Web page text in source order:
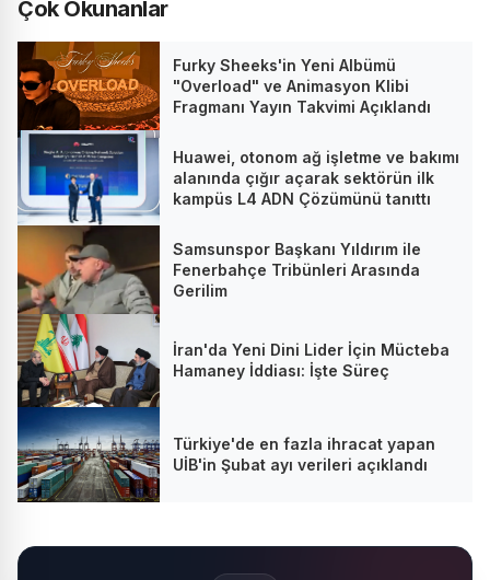
Çok Okunanlar
Furky Sheeks'in Yeni Albümü
"Overload" ve Animasyon Klibi
Fragmanı Yayın Takvimi Açıklandı
Huawei, otonom ağ işletme ve bakımı
alanında çığır açarak sektörün ilk
kampüs L4 ADN Çözümünü tanıttı
Samsunspor Başkanı Yıldırım ile
Fenerbahçe Tribünleri Arasında
Gerilim
İran'da Yeni Dini Lider İçin Mücteba
Hamaney İddiası: İşte Süreç
Türkiye'de en fazla ihracat yapan
UİB'in Şubat ayı verileri açıklandı